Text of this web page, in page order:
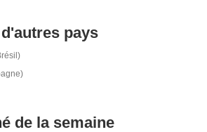
pays
de la semaine